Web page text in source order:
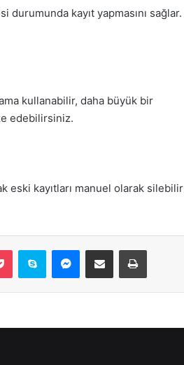
kayıt yapmasını sağlar.
kullanabilir, daha büyük bir
edebilirsiniz.
eski kayıtları manuel olarak silebilir
Pocket Skype Messenger
E-Posta ile paylaş Yazdır